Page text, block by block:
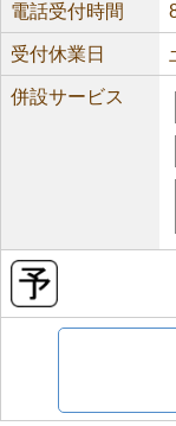
電話受付時間
受付休業日
併設サービス